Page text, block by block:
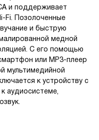
и поддерживает
Fi. Позолоченные
и быструю
медной
С его помощью
или MP3-плеер
мультимедийной
к устройству с
аудиосистеме,